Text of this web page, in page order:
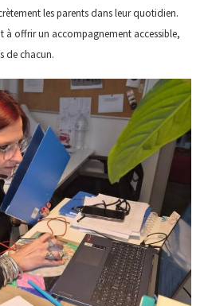
les parents dans leur quotidien.
à offrir un accompagnement accessible,
de chacun.